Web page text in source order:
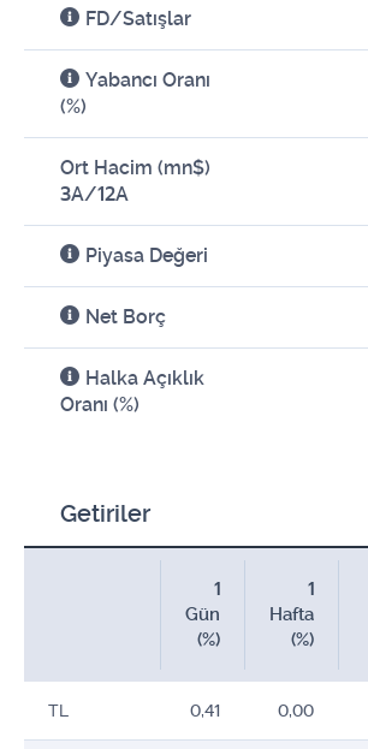
FD/Satışlar
Yabancı Oranı
(%)
Ort Hacim (mn$)
3A/12A
Piyasa Değeri
Net Borç
Halka Açıklık
Oranı (%)
Getiriler
1
Gün
(%)
1
Hafta
(%)
TL 0,41 0,00